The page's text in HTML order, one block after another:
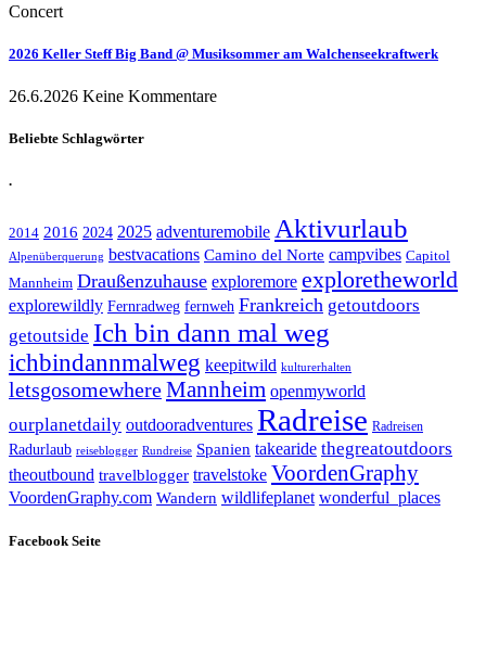
Concert
2026 Keller Steff Big Band @ Musiksommer am Walchenseekraftwerk
26.6.2026 Keine Kommentare
Beliebte Schlagwörter
.
2014 2016 2024 2025 adventuremobile Aktivurlaub
Alpenüberquerung bestvacations Camino del Norte campvibes Capitol
Mannheim Draußenzuhause exploremore exploretheworld
explorewildly Fernradweg fernweh Frankreich getoutdoors
getoutside Ich bin dann mal weg
ichbindannmalweg keepitwild kulturerhalten
letsgosomewhereMannheim openmyworld
ourplanetdaily outdooradventures Radreise Radreisen
Radurlaub reiseblogger Rundreise Spanien takearide thegreatoutdoors
theoutbound travelblogger travelstoke VoordenGraphy
VoordenGraphy.com Wandern wildlifeplanet wonderful_places
Facebook Seite